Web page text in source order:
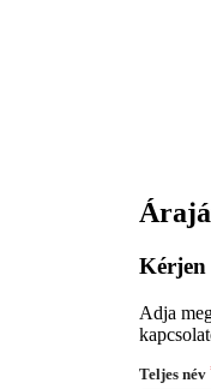
Adja
Teljes név